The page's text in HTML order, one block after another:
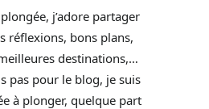
j’adore partager
réflexions, bons plans,
destinations,…
pas pour le blog, je suis
à plonger, quelque part